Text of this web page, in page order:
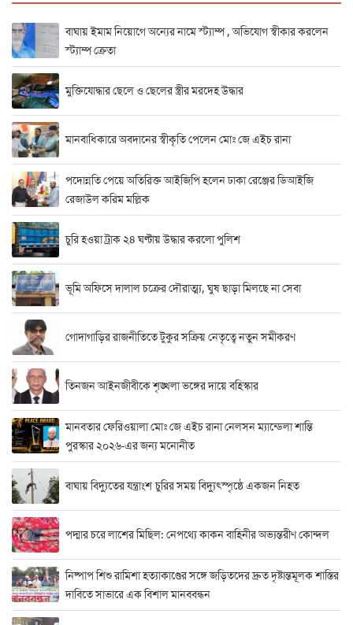
বাঘায় ইমাম নিয়োগে অন্যের নামে স্ট্যাম্প , অভিযোগ স্বীকার করলেন
স্ট্যাম্প ক্রেতা
মুক্তিযোদ্ধার ছেলে ও ছেলের স্ত্রীর মরদেহ উদ্ধার
মানবাধিকারে অবদানের স্বীকৃতি পেলেন মোঃ জে এইচ রানা
পদোন্নতি পেয়ে অতিরিক্ত আইজিপি হলেন ঢাকা রেঞ্জের ডিআইজি
রেজাউল করিম মল্লিক
চুরি হওয়া ট্রাক ২৪ ঘণ্টায় উদ্ধার করলো পুলিশ
ভূমি অফিসে দালাল চক্রের দৌরাত্ম্য, ঘুষ ছাড়া মিলছে না সেবা
গোদাগাড়ির রাজনীতিতে টুকুর সক্রিয় নেতৃত্বে নতুন সমীকরণ
তিনজন আইনজীবীকে শৃঙ্খলা ভঙ্গের দায়ে বহিস্কার
মানবতার ফেরিওয়ালা মোঃ জে এইচ রানা নেলসন ম্যান্ডেলা শান্তি
পুরস্কার ২০২৬-এর জন্য মনোনীত
বাঘায় বিদ্যুতের যন্ত্রাংশ চুরির সময় বিদ্যুৎস্পৃষ্ঠে একজন নিহত
পদ্মার চরে লাশের মিছিল: নেপথ্যে কাকন বাহিনীর অভ্যন্তরীণ কোন্দল
নিষ্পাপ শিশু রামিশা হত্যাকাণ্ডের সঙ্গে জড়িতদের দ্রুত দৃষ্টান্তমূলক শাস্তির
দাবিতে সাভারে এক বিশাল মানববন্ধন